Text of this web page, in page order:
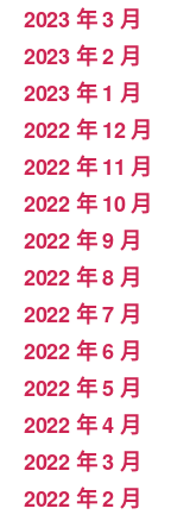
2023 年 3 月
2023 年 2 月
2023 年 1 月
2022 年 12 月
2022 年 11 月
2022 年 10 月
2022 年 9 月
2022 年 8 月
2022 年 7 月
2022 年 6 月
2022 年 5 月
2022 年 4 月
2022 年 3 月
2022 年 2 月